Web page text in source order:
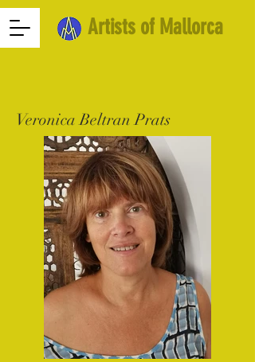
Artists of Mallorca
Veronica Beltran Prats